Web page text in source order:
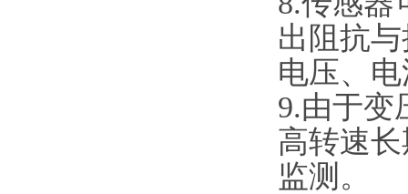
出阻抗
电压、
9.由于变
高转速
监测。